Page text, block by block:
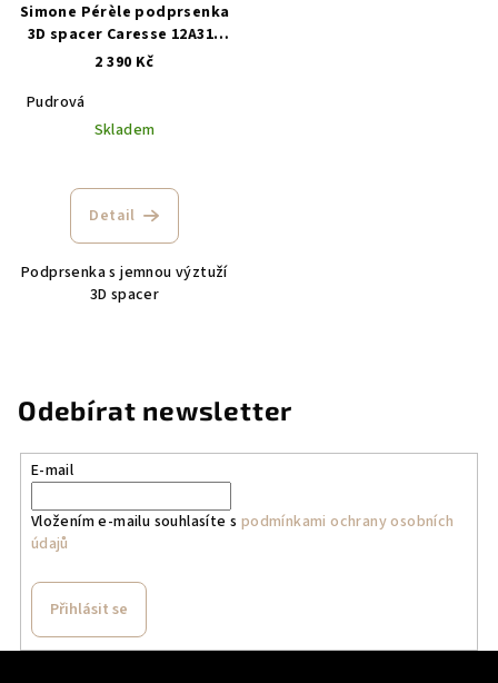
Simone Pérèle podprsenka
3D spacer Caresse 12A316
383 pudrová
2 390 Kč
Pudrová
Skladem
Detail
Podprsenka s jemnou výztuží
3D spacer
Odebírat newsletter
E-mail
Vložením e-mailu souhlasíte s podmínkami ochrany osobních
údajů
Přihlásit se